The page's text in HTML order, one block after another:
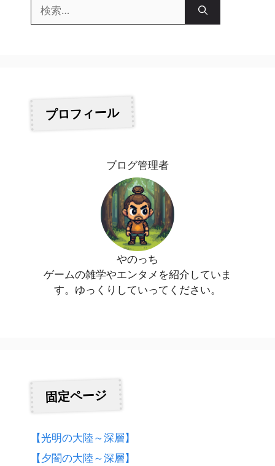
索:
プロフィール
ブログ管理者
やのっち
ゲームの雑学やエンタメを紹介していま
す。ゆっくりしていってください。
固定ページ
【光明の大陸～深層】
【夕闇の大陸～深層】